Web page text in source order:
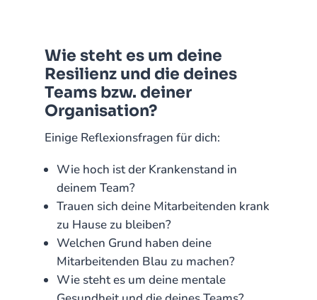
Wie steht es um deine
Resilienz und die deines
Teams bzw. deiner
Organisation?
Einige Reflexionsfragen für dich:
Wie hoch ist der Krankenstand in
deinem Team?
Trauen sich deine Mitarbeitenden krank
zu Hause zu bleiben?
Welchen Grund haben deine
Mitarbeitenden Blau zu machen?
Wie steht es um deine mentale